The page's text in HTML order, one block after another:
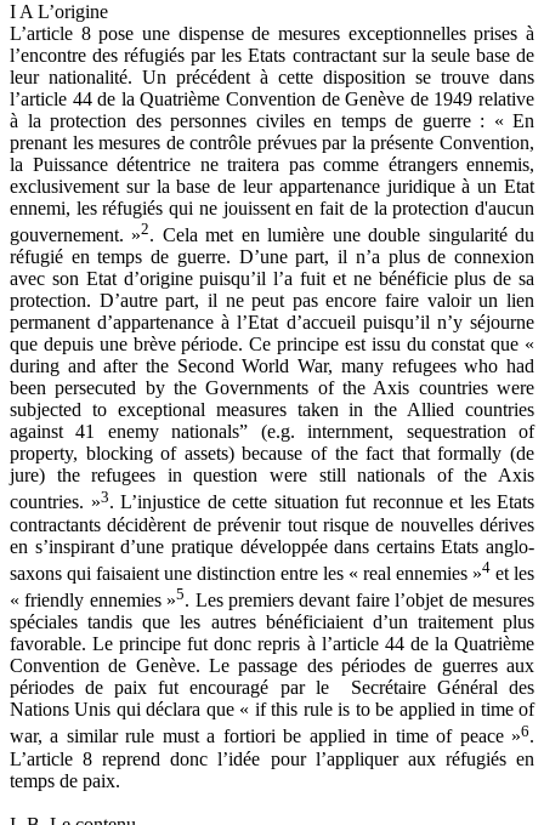
I A L’origine
L’article 8 pose une dispense de mesures exceptionnelles prises à
l’encontre des réfugiés par les Etats contractant sur la seule base de
leur nationalité. Un précédent à cette disposition se trouve dans
l’article 44 de la Quatrième Convention de Genève de 1949 relative
à la protection des personnes civiles en temps de guerre : « En
prenant les mesures de contrôle prévues par la présente Convention,
la Puissance détentrice ne traitera pas comme étrangers ennemis,
exclusivement sur la base de leur appartenance juridique à un Etat
ennemi, les réfugiés qui ne jouissent en fait de la protection d'aucun
gouvernement. »2. Cela met en lumière une double singularité du
réfugié en temps de guerre. D’une part, il n’a plus de connexion
avec son Etat d’origine puisqu’il l’a fuit et ne bénéficie plus de sa
protection. D’autre part, il ne peut pas encore faire valoir un lien
permanent d’appartenance à l’Etat d’accueil puisqu’il n’y séjourne
que depuis une brève période. Ce principe est issu du constat que «
during and after the Second World War, many refugees who had
been persecuted by the Governments of the Axis countries were
subjected to exceptional measures taken in the Allied countries
against 41 enemy nationals” (e.g. internment, sequestration of
property, blocking of assets) because of the fact that formally (de
jure) the refugees in question were still nationals of the Axis
countries. »3. L’injustice de cette situation fut reconnue et les Etats
contractants décidèrent de prévenir tout risque de nouvelles dérives
en s’inspirant d’une pratique développée dans certains Etats anglo-
saxons qui faisaient une distinction entre les « real ennemies »4 et les
« friendly ennemies »5. Les premiers devant faire l’objet de mesures
spéciales tandis que les autres bénéficiaient d’un traitement plus
favorable. Le principe fut donc repris à l’article 44 de la Quatrième
Convention de Genève. Le passage des périodes de guerres aux
périodes de paix fut encouragé par le Secrétaire Général des
Nations Unis qui déclara que « if this rule is to be applied in time of
war, a similar rule must a fortiori be applied in time of peace »6.
L’article 8 reprend donc l’idée pour l’appliquer aux réfugiés en
temps de paix.